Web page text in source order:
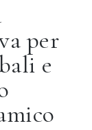
per
e